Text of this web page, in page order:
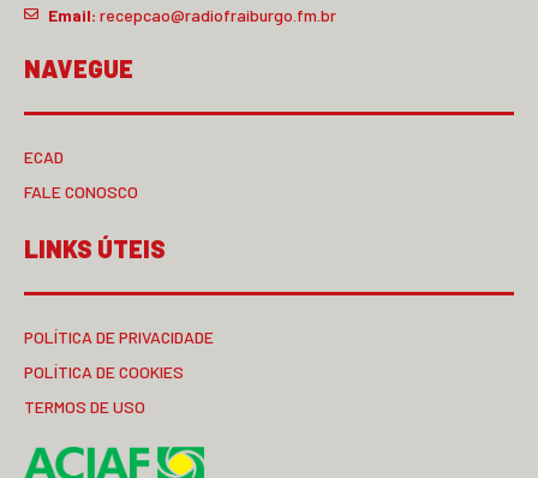
Email: recepcao@radiofraiburgo.fm.br
NAVEGUE
ECAD
FALE CONOSCO
LINKS ÚTEIS
POLÍTICA DE PRIVACIDADE
POLÍTICA DE COOKIES
TERMOS DE USO